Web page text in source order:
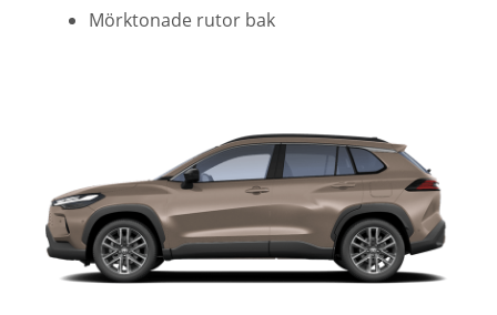
Mörktonade rutor bak